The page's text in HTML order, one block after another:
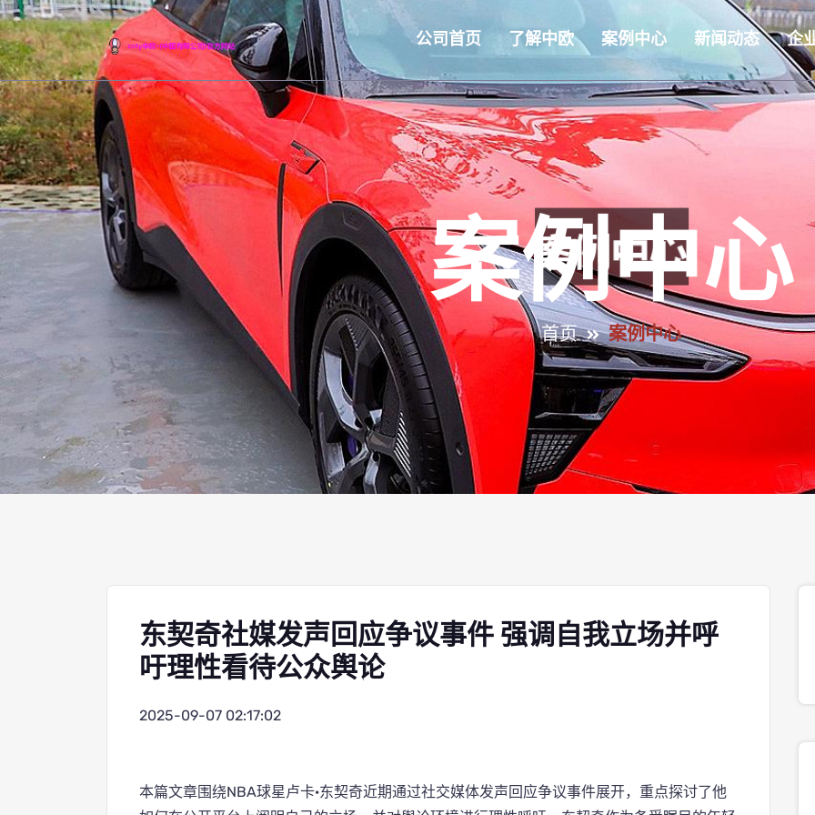
公司首页 了解中欧 案例中心 新闻动态 企
案例中心
首页 案例中心
东契奇社媒发声回应争议事件 强调自我立场并呼
吁理性看待公众舆论
2025-09-07 02:17:02
本篇文章围绕NBA球星卢卡·东契奇近期通过社交媒体发声回应争议事件展开，重点探讨了他